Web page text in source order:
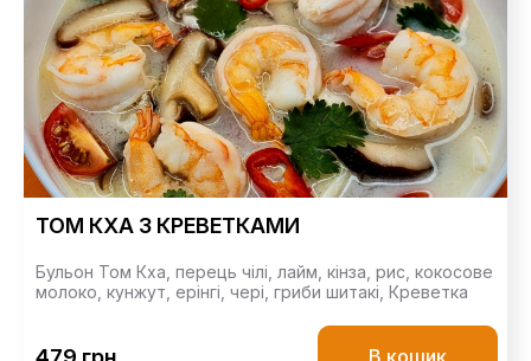
ТОМ КХА З КРЕВЕТКАМИ
Бульон Том Кха, перець чілі, лайм, кінза, рис, кокосове
молоко, кунжут, ерінгі, чері, гриби шитакі, Креветка